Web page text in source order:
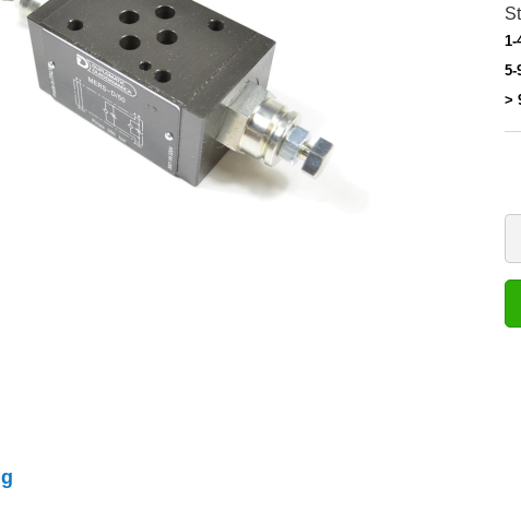
1-
5-
>